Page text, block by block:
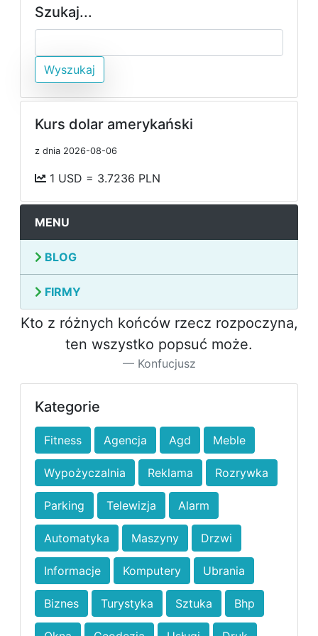
Szukaj...
Wyszukaj
Kurs dolar amerykański
z dnia 2026-08-06
1 USD = 3.7236 PLN
MENU
BLOG
FIRMY
Kto z różnych końców rzecz rozpoczyna,
ten wszystko popsuć może.
Konfucjusz
Kategorie
Fitness Agencja Agd Meble
Wypożyczalnia Reklama Rozrywka
Parking Telewizja Alarm
Automatyka Maszyny Drzwi
Informacje Komputery Ubrania
Biznes Turystyka Sztuka Bhp